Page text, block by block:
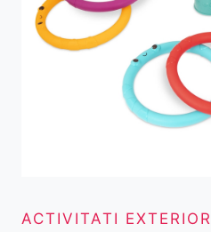
ACTIVITATI EXTERIOR